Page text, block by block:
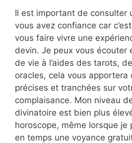
Il est important de consulter
vous avez confiance car
vous faire vivre une
devin. Je peux vous écouter
de vie à l’aides des tarots,
oracles, cela vous apportera
précises et tranchées sur
complaisance. Mon niveau
divinatoire est bien plus
horoscope, même lorsque je
en temps une voyance